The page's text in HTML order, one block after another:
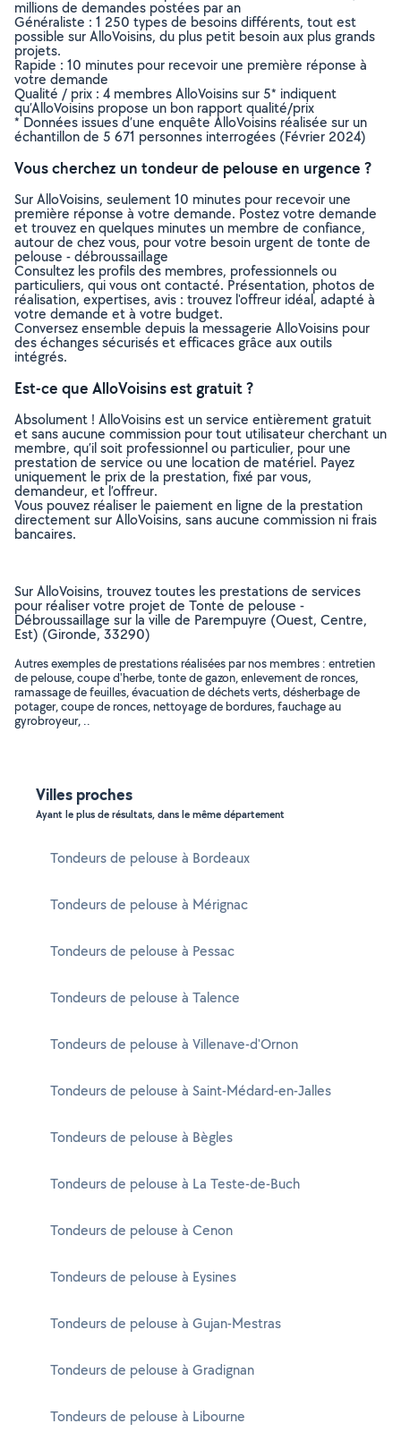
millions de demandes postées par an
Généraliste : 1 250 types de besoins différents, tout est
possible sur AlloVoisins, du plus petit besoin aux plus grands
projets.
Rapide : 10 minutes pour recevoir une première réponse à
votre demande
Qualité / prix : 4 membres AlloVoisins sur 5* indiquent
qu’AlloVoisins propose un bon rapport qualité/prix
* Données issues d’une enquête AlloVoisins réalisée sur un
échantillon de 5 671 personnes interrogées (Février 2024)
Vous cherchez un tondeur de pelouse en urgence ?
Sur AlloVoisins, seulement 10 minutes pour recevoir une
première réponse à votre demande. Postez votre demande
et trouvez en quelques minutes un membre de confiance,
autour de chez vous, pour votre besoin urgent de tonte de
pelouse - débroussaillage
Consultez les profils des membres, professionnels ou
particuliers, qui vous ont contacté. Présentation, photos de
réalisation, expertises, avis : trouvez l'offreur idéal, adapté à
votre demande et à votre budget.
Conversez ensemble depuis la messagerie AlloVoisins pour
des échanges sécurisés et efficaces grâce aux outils
intégrés.
Est-ce que AlloVoisins est gratuit ?
Absolument ! AlloVoisins est un service entièrement gratuit
et sans aucune commission pour tout utilisateur cherchant un
membre, qu’il soit professionnel ou particulier, pour une
prestation de service ou une location de matériel. Payez
uniquement le prix de la prestation, fixé par vous,
demandeur, et l’offreur.
Vous pouvez réaliser le paiement en ligne de la prestation
directement sur AlloVoisins, sans aucune commission ni frais
bancaires.
Sur AlloVoisins, trouvez toutes les prestations de services
pour réaliser votre projet de Tonte de pelouse -
Débroussaillage sur la ville de Parempuyre (Ouest, Centre,
Est) (Gironde, 33290)
Autres exemples de prestations réalisées par nos membres : entretien
de pelouse, coupe d'herbe, tonte de gazon, enlevement de ronces,
ramassage de feuilles, évacuation de déchets verts, désherbage de
potager, coupe de ronces, nettoyage de bordures, fauchage au
gyrobroyeur, ..
Villes proches
Ayant le plus de résultats, dans le même département
Tondeurs de pelouse à Bordeaux
Tondeurs de pelouse à Mérignac
Tondeurs de pelouse à Pessac
Tondeurs de pelouse à Talence
Tondeurs de pelouse à Villenave-d'Ornon
Tondeurs de pelouse à Saint-Médard-en-Jalles
Tondeurs de pelouse à Bègles
Tondeurs de pelouse à La Teste-de-Buch
Tondeurs de pelouse à Cenon
Tondeurs de pelouse à Eysines
Tondeurs de pelouse à Gujan-Mestras
Tondeurs de pelouse à Gradignan
Tondeurs de pelouse à Libourne